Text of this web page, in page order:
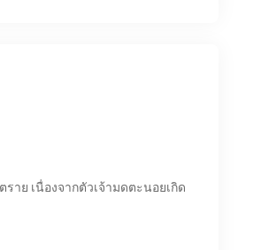
ย เนื่องจากตัวเจ้ามดตะนอยเกิด